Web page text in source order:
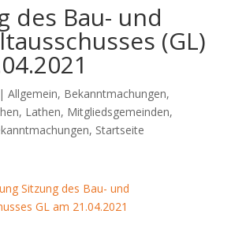
des Bau- und
(GL)
Allgemein, Bekanntmachungen,
, Lathen, Mitgliedsgemeinden,
, Startseite
Sitzung des Bau- und
GL am 21.04.2021